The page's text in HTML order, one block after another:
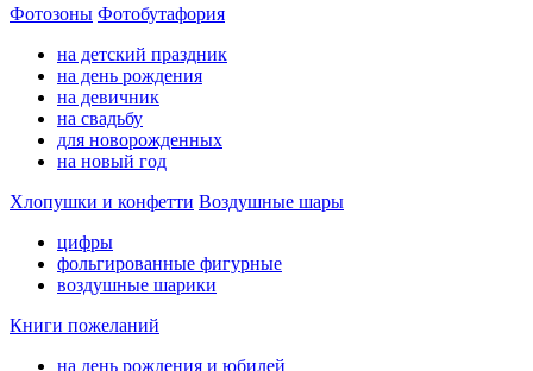
Фотозоны Фотобутафория
на детский праздник
на день рождения
на девичник
на свадьбу
для новорожденных
на новый год
Хлопушки и конфетти Воздушные шары
цифры
фольгированные фигурные
воздушные шарики
Книги пожеланий
на день рождения и юбилей